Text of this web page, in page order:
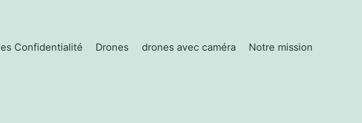
Confidentialité Drones drones avec caméra Notre mission